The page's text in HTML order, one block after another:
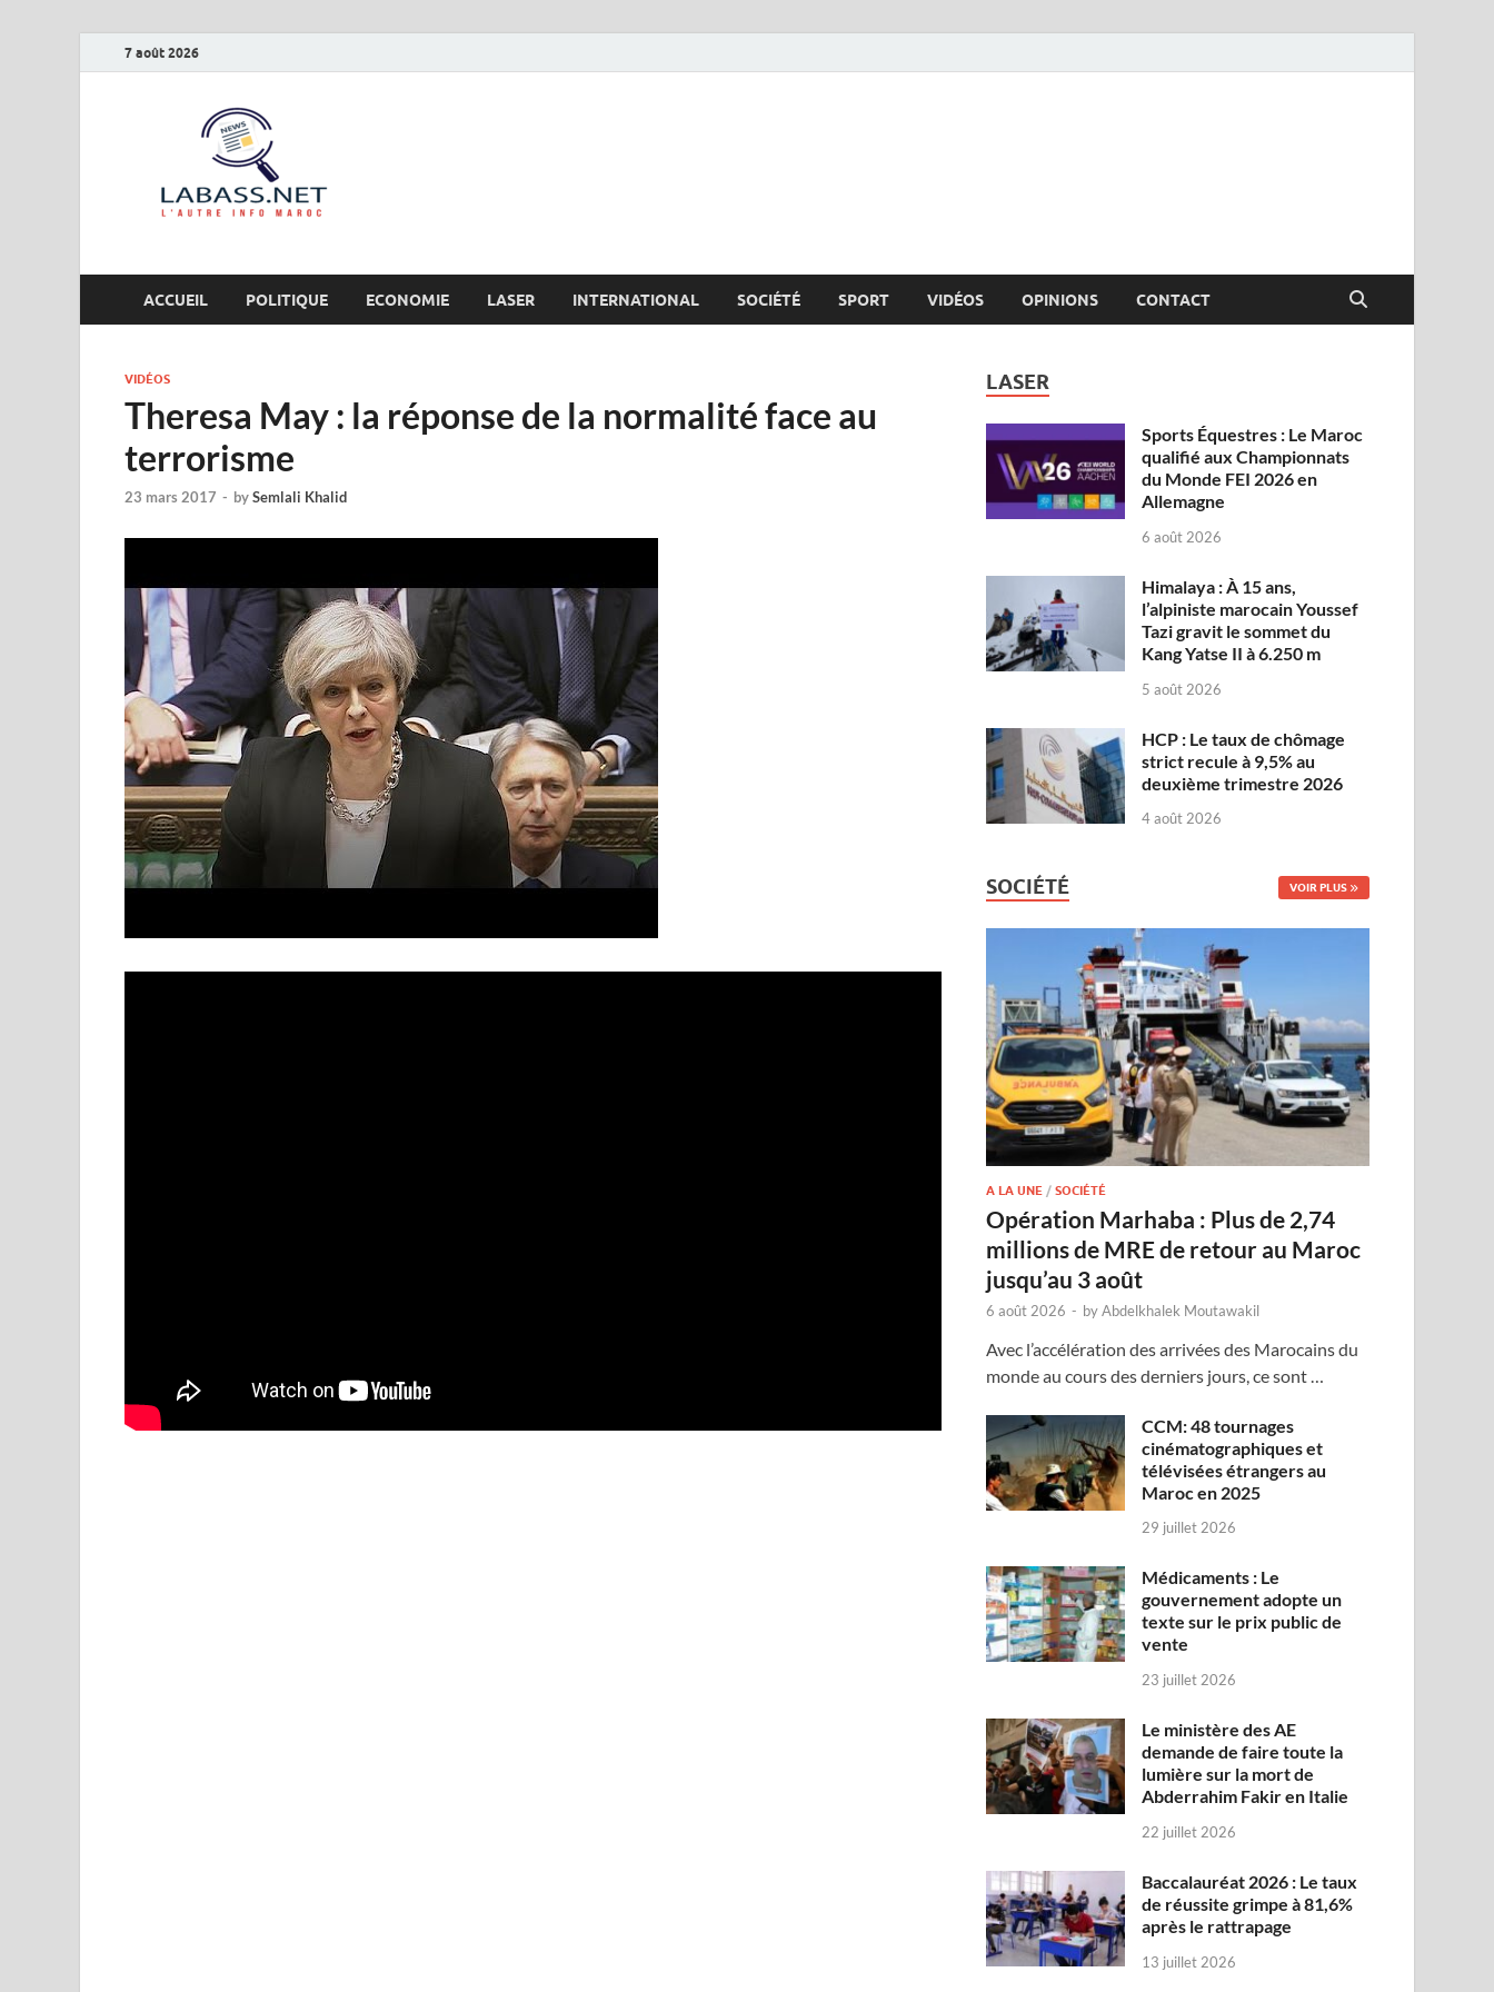
7 août 2026
ACCUEIL POLITIQUE ECONOMIE LASER INTERNATIONAL SOCIÉTÉ SPORT VIDÉOS OPINIONS CONTACT
VIDÉOS
Theresa May : la réponse de la normalité face au
terrorisme
23 mars 2017 - bySemlali Khalid
LASER
Sports Équestres : Le Maroc
qualifié aux Championnats
du Monde FEI 2026 en
Allemagne
6 août 2026
Himalaya : À 15 ans,
l’alpiniste marocain Youssef
Tazi gravit le sommet du
Kang Yatse II à 6.250 m
5 août 2026
HCP : Le taux de chômage
strict recule à 9,5% au
deuxième trimestre 2026
4 août 2026
SOCIÉTÉ VOIR PLUS
A LA UNE /SOCIÉTÉ
Opération Marhaba : Plus de 2,74
millions de MRE de retour au Maroc
jusqu’au 3 août
6 août 2026 - byAbdelkhalek Moutawakil
Avec l’accélération des arrivées des Marocains du
monde au cours des derniers jours, ce sont …
CCM: 48 tournages
cinématographiques et
télévisées étrangers au
Maroc en 2025
29 juillet 2026
Médicaments : Le
gouvernement adopte un
texte sur le prix public de
vente
23 juillet 2026
Le ministère des AE
demande de faire toute la
lumière sur la mort de
Abderrahim Fakir en Italie
22 juillet 2026
Baccalauréat 2026 : Le taux
de réussite grimpe à 81,6%
après le rattrapage
13 juillet 2026